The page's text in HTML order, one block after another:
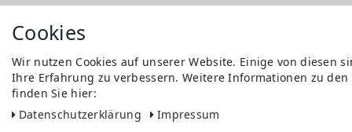
Cookies
Wir nutzen Cookies auf unserer Website. Einige von diesen
Ihre Erfahrung zu verbessern. Weitere Informationen zu
finden Sie hier:
Daten­schutz­erklärung
Impressum